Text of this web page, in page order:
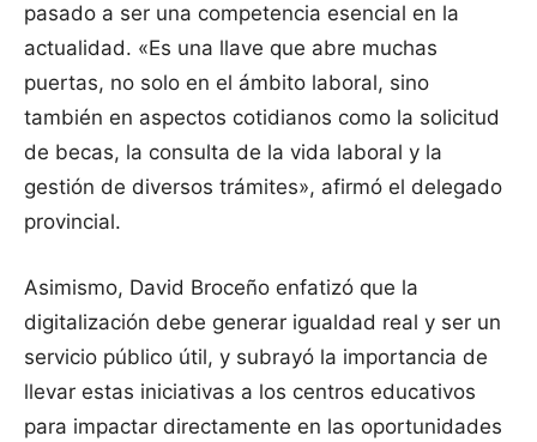
pasado a ser una competencia esencial en la
actualidad. «Es una llave que abre muchas
puertas, no solo en el ámbito laboral, sino
también en aspectos cotidianos como la solicitud
de becas, la consulta de la vida laboral y la
gestión de diversos trámites», afirmó el delegado
provincial.
Asimismo, David Broceño enfatizó que la
digitalización debe generar igualdad real y ser un
servicio público útil, y subrayó la importancia de
llevar estas iniciativas a los centros educativos
para impactar directamente en las oportunidades